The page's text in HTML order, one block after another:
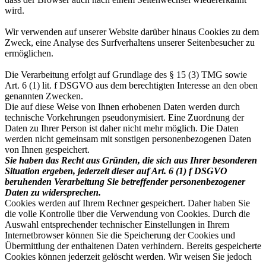
wird.
Wir verwenden auf unserer Website darüber hinaus Cookies zu dem
Zweck, eine Analyse des Surfverhaltens unserer Seitenbesucher zu
ermöglichen.
Die Verarbeitung erfolgt auf Grundlage des § 15 (3) TMG sowie
Art. 6 (1) lit. f DSGVO aus dem berechtigten Interesse an den oben
genannten Zwecken.
Die auf diese Weise von Ihnen erhobenen Daten werden durch
technische Vorkehrungen pseudonymisiert. Eine Zuordnung der
Daten zu Ihrer Person ist daher nicht mehr möglich. Die Daten
werden nicht gemeinsam mit sonstigen personenbezogenen Daten
von Ihnen gespeichert.
Sie haben das Recht aus Gründen, die sich aus Ihrer besonderen
Situation ergeben, jederzeit dieser auf Art. 6 (1) f DSGVO
beruhenden Verarbeitung Sie betreffender personenbezogener
Daten zu widersprechen.
Cookies werden auf Ihrem Rechner gespeichert. Daher haben Sie
die volle Kontrolle über die Verwendung von Cookies. Durch die
Auswahl entsprechender technischer Einstellungen in Ihrem
Internetbrowser können Sie die Speicherung der Cookies und
Übermittlung der enthaltenen Daten verhindern. Bereits gespeicherte
Cookies können jederzeit gelöscht werden. Wir weisen Sie jedoch